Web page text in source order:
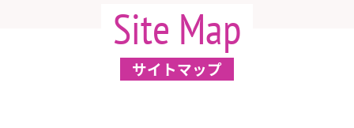
Site Map
サイトマップ